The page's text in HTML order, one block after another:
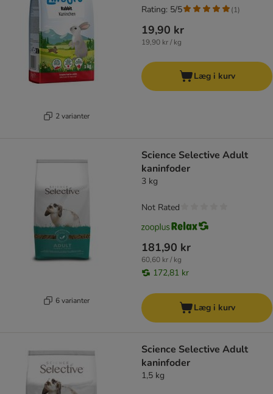
2 varianter
19,90 kr
19,90 kr / kg
Rating: 5/5 (1)
Læg i kurv
6 varianter
Science Selective Adult
kaninfoder
3 kg
181,90 kr
60,60 kr / kg
172,81 kr
Not Rated
Læg i kurv
Science Selective Adult
kaninfoder
1,5 kg